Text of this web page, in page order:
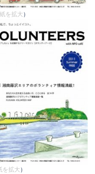
を拡大 ）
を拡大 ）